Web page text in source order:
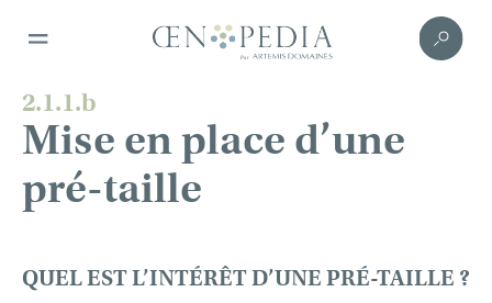
2.1.1.b
Mise en place d’une
pré-taille
QUEL EST L’INTÉRÊT D’UNE PRÉ-TAILLE ?